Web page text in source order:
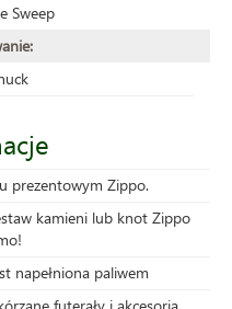
Sweep
prezentowym Zippo.
kamieni lub knot Zippo
napełniona paliwem
futerały i akcesoria